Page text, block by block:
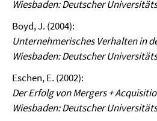
Wiesbaden: Deutscher
Boyd, J. (2004):
Unternehmerisches Verhalten in
Wiesbaden: Deutscher
Eschen, E. (2002):
Der Erfolg von Mergers +
Wiesbaden: Deutscher